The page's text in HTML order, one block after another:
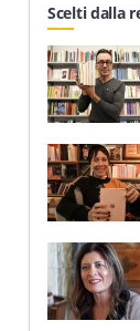
Scelti dalla